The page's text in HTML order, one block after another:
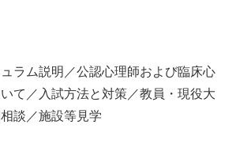
ラム説明／公認心理師および臨床心
て／入試方法と対策／教員・現役大
談／施設等見学